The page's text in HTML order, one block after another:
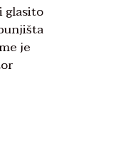
glasito
je